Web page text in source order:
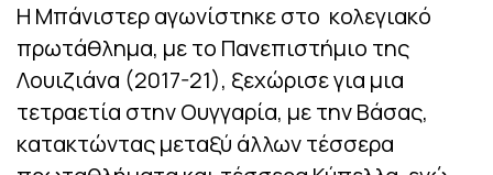
Η Μπάνιστερ αγωνίστηκε στο κολεγιακό
πρωτάθλημα, με το Πανεπιστήμιο της
Λουιζιάνα (2017-21), ξεχώρισε για μια
τετραετία στην Ουγγαρία, με την Βάσας,
κατακτώντας μεταξύ άλλων τέσσερα